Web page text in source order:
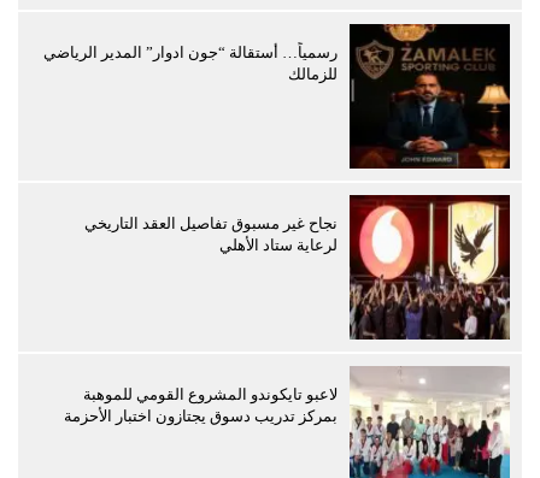
رسمياً… أستقالة “جون ادوار” المدير الرياضي
للزمالك
نجاح غير مسبوق تفاصيل العقد التاريخي
لرعاية ستاد الأهلي
لاعبو تايكوندو المشروع القومي للموهبة
بمركز تدريب دسوق يجتازون اختبار الأحزمة